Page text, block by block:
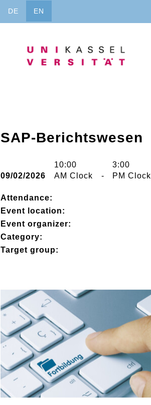
DE EN
SAP-Berichtswesen
09/02/2026
10:00
AM Clock
-
3:00
PM Clock
Attendance:
Event location:
Event organizer:
Category:
Target group: